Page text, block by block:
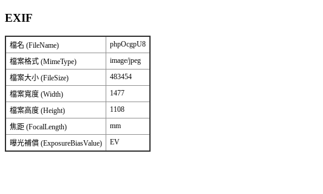
EXIF
檔名 (FileName) phpOcgpU8
檔案格式 (MimeType) image/jpeg
檔案大小 (FileSize) 483454
檔案寬度 (Width) 1477
檔案高度 (Height) 1108
焦距 (FocalLength) mm
曝光補償 (ExposureBiasValue) EV